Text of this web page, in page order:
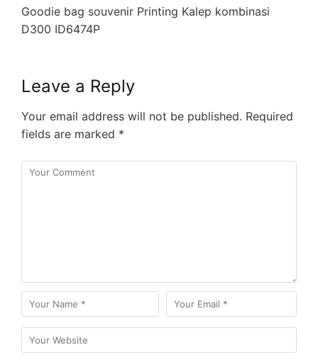
Goodie bag souvenir Printing Kalep kombinasi
D300 ID6474P
Leave a Reply
Your email address will not be published. Required
fields are marked *